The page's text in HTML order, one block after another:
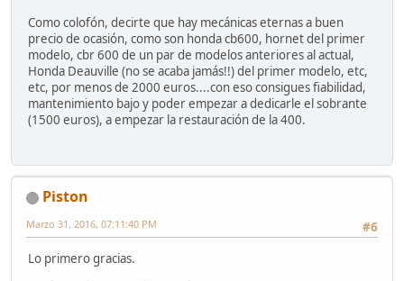
Como colofón, decirte que hay mecánicas eternas a buen
precio de ocasión, como son honda cb600, hornet del primer
modelo, cbr 600 de un par de modelos anteriores al actual,
Honda Deauville (no se acaba jamás!!) del primer modelo, etc,
etc, por menos de 2000 euros....con eso consigues fiabilidad,
mantenimiento bajo y poder empezar a dedicarle el sobrante
(1500 euros), a empezar la restauración de la 400.
Piston
#6
Marzo 31, 2016, 07:11:40 PM
Lo primero gracias.